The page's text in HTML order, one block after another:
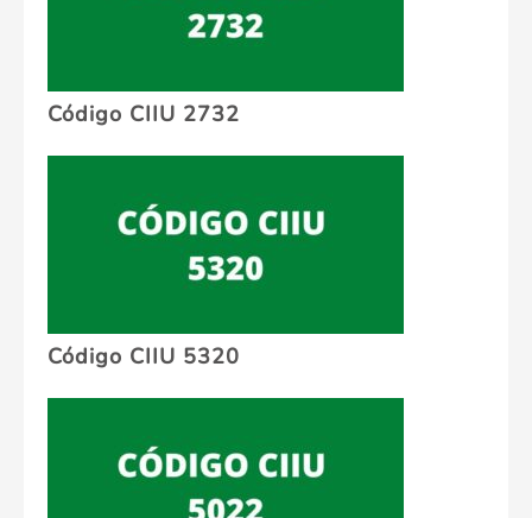
Código CIIU 2732
Código CIIU 5320